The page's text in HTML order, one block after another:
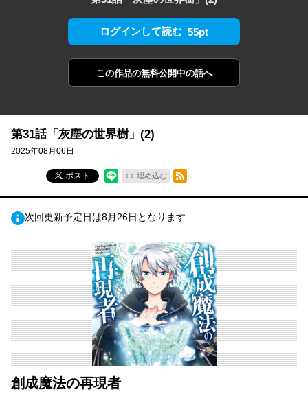
ログインして読む 55pt
この作品の無料公開中の話へ
第31話「灰塵の世界樹」(2)
2025年08月06日
ポスト 埋め込む
RSSフィード
次回更新予定日は8月26日となります
創成魔法の再現者